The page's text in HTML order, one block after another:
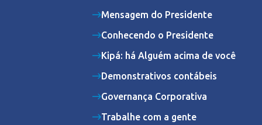
Mensagem do Presidente
Conhecendo o Presidente
Kipá: há Alguém acima de você
Demonstrativos contábeis
Governança Corporativa
Trabalhe com a gente